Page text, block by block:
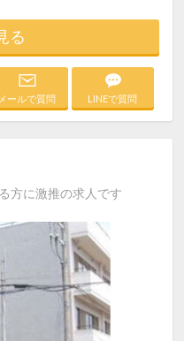
る
メールで質問 LINEで質問
方に激推の求人です